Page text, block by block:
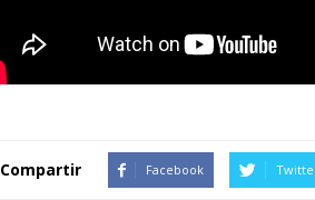
Compartir Facebook